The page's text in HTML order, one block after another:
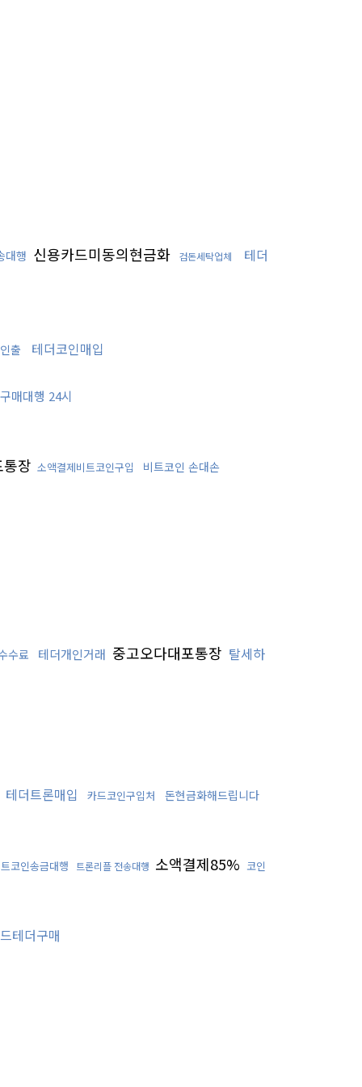
대행 신용카드미동의현금화 검돈세탁업체
테더
출
테더코인매입
매대행 24시
장 소액결제비트코인구입 비트코인 손대손
수료 테더개인거래 중고오다대포통장 탈세하
테더트론매입 카드코인구입처 돈현금화해드립니다
코인송금대행 트론리플 전송대행 소액결제85% 코인
테더구매